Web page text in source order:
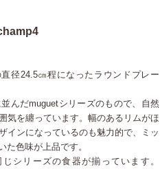
径24.5㎝程になったラウンドプレー
んだmuguetシリーズのもので、自然
気を纏っています。幅のあるリムがほ
インになっているのも魅力的で、ミッ
た色味が上品です。
シリーズの食器が揃っています。